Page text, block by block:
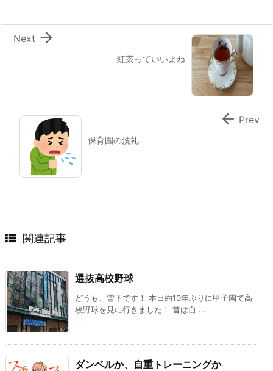
紅茶っていいよね

Next
保育園の洗礼
 Prev
 関連記事
選抜高校野球
どうも、雪下です！ 本日約10年ぶりに甲子園で高
校野球を見に行きました！ 昔は自 ...
ダンベルか、自重トレーニングか